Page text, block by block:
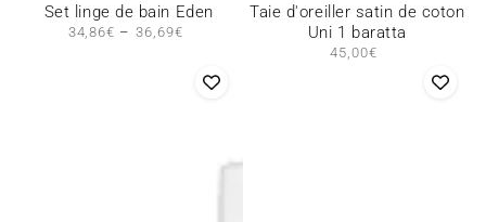
Set linge de bain Eden
Prix
34,86€ 36,69€
Taie d'oreiller satin de coton
Uni 1 baratta
Prix
45,00€